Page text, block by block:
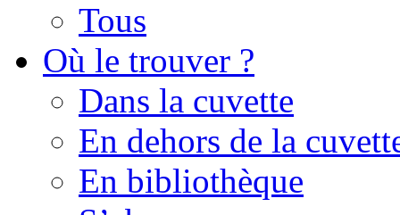
Tous
Où le trouver ?
Dans la cuvette
En dehors de la
En bibliothèque